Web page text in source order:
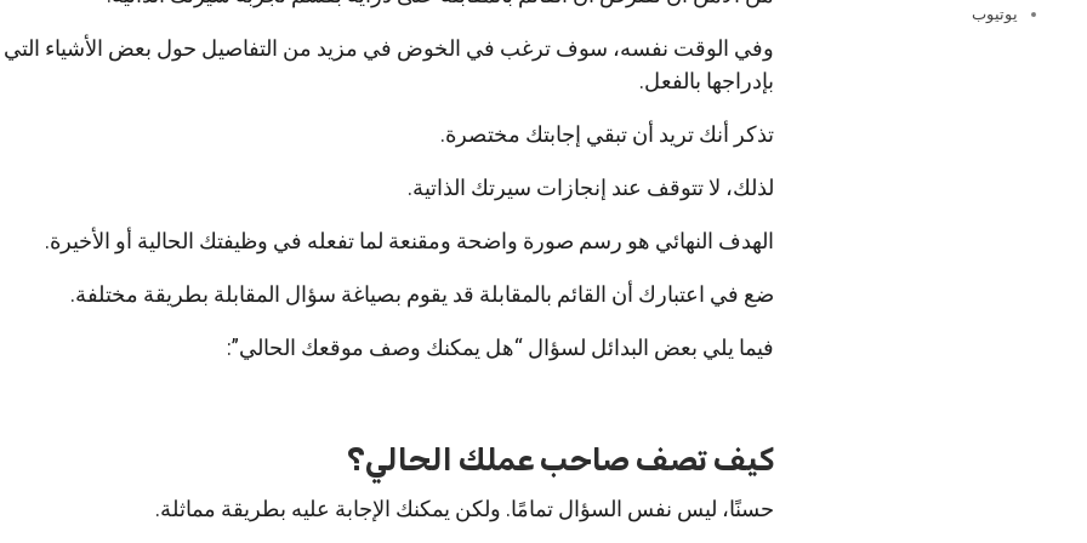
وفي الوقت نفسه، سوف ترغب في الخوض في مزيد من التفاصيل حول بعض الأشياء
بإدراجها بالفعل.
تذكر أنك تريد أن تبقي إجابتك مختصرة.
لذلك، لا تتوقف عند إنجازات سيرتك الذاتية.
الهدف النهائي هو رسم صورة واضحة ومقنعة لما تفعله في وظيفتك الحالية أو الأخيرة.
ضع في اعتبارك أن القائم بالمقابلة قد يقوم بصياغة سؤال المقابلة بطريقة مختلفة.
فيما يلي بعض البدائل لسؤال “هل يمكنك وصف موقعك الحالي”:
كيف تصف صاحب عملك الحالي؟
حسنًا، ليس نفس السؤال تمامًا. ولكن يمكنك الإجابة عليه بطريقة مماثلة.
يوتيوب